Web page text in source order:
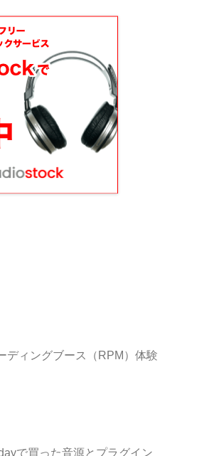
ディングブース（RPM）体験
で買った音源とプラグイン